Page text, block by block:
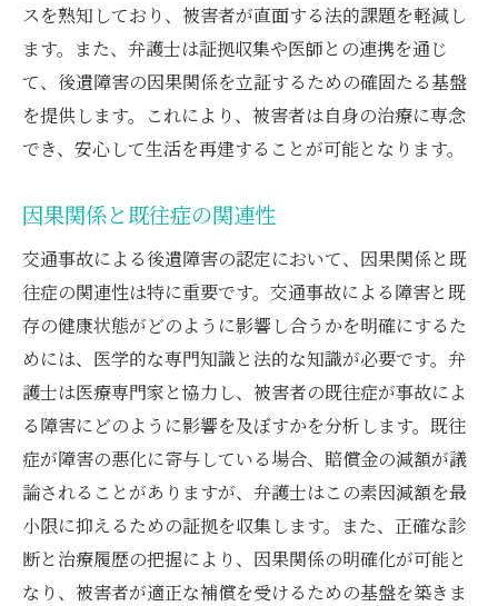
弁護士が提供する専門的アドバイス
必要な書類とその取得方法
認定基準と弁護士のサポート
後遺障害の診断とその重要性
交通事故による後遺障害弁護士が語る法的対応
と因果関係の秘密
交通事故による後遺障害の特徴
法的手続きの流れとポイント
因果関係を証明するための方法
弁護士による法的サポート
後遺障害認定の秘訣
交通事故被害者が知るべき情報
既往症と素因減額を考慮した後遺障害の認定弁
護士の視点で解説
既往症が後遺障害に及ぼす影響
スを熟知しており、被害者が直面する法的課題を軽減し
ます。また、弁護士は証拠収集や医師との連携を通じ
て、後遺障害の因果関係を立証するための確固たる基盤
を提供します。これにより、被害者は自身の治療に専念
でき、安心して生活を再建することが可能となります。
因果関係と既往症の関連性
交通事故による後遺障害の認定において、因果関係と既
往症の関連性は特に重要です。交通事故による障害と既
存の健康状態がどのように影響し合うかを明確にするた
めには、医学的な専門知識と法的な知識が必要です。弁
護士は医療専門家と協力し、被害者の既往症が事故によ
る障害にどのように影響を及ぼすかを分析します。既往
症が障害の悪化に寄与している場合、賠償金の減額が議
論されることがありますが、弁護士はこの素因減額を最
小限に抑えるための証拠を収集します。また、正確な診
断と治療履歴の把握により、因果関係の明確化が可能と
なり、被害者が適正な補償を受けるための基盤を築きま